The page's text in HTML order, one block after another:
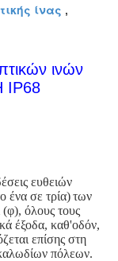
ίνας ,
ινών
IP68
ευθειών
ένα σε τρία)των
όλους τους
έξοδα, καθ'οδόν,
επίσης στη
πόλεων.